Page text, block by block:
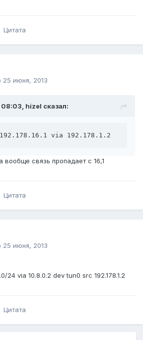
Цитата
25 июня, 2013
hizel сказал:
via 192.178.1.2
связь пропадает с 16,1
Цитата
25 июня, 2013
24 via 10.8.0.2 dev tun0 src 192.178.1.2
Цитата